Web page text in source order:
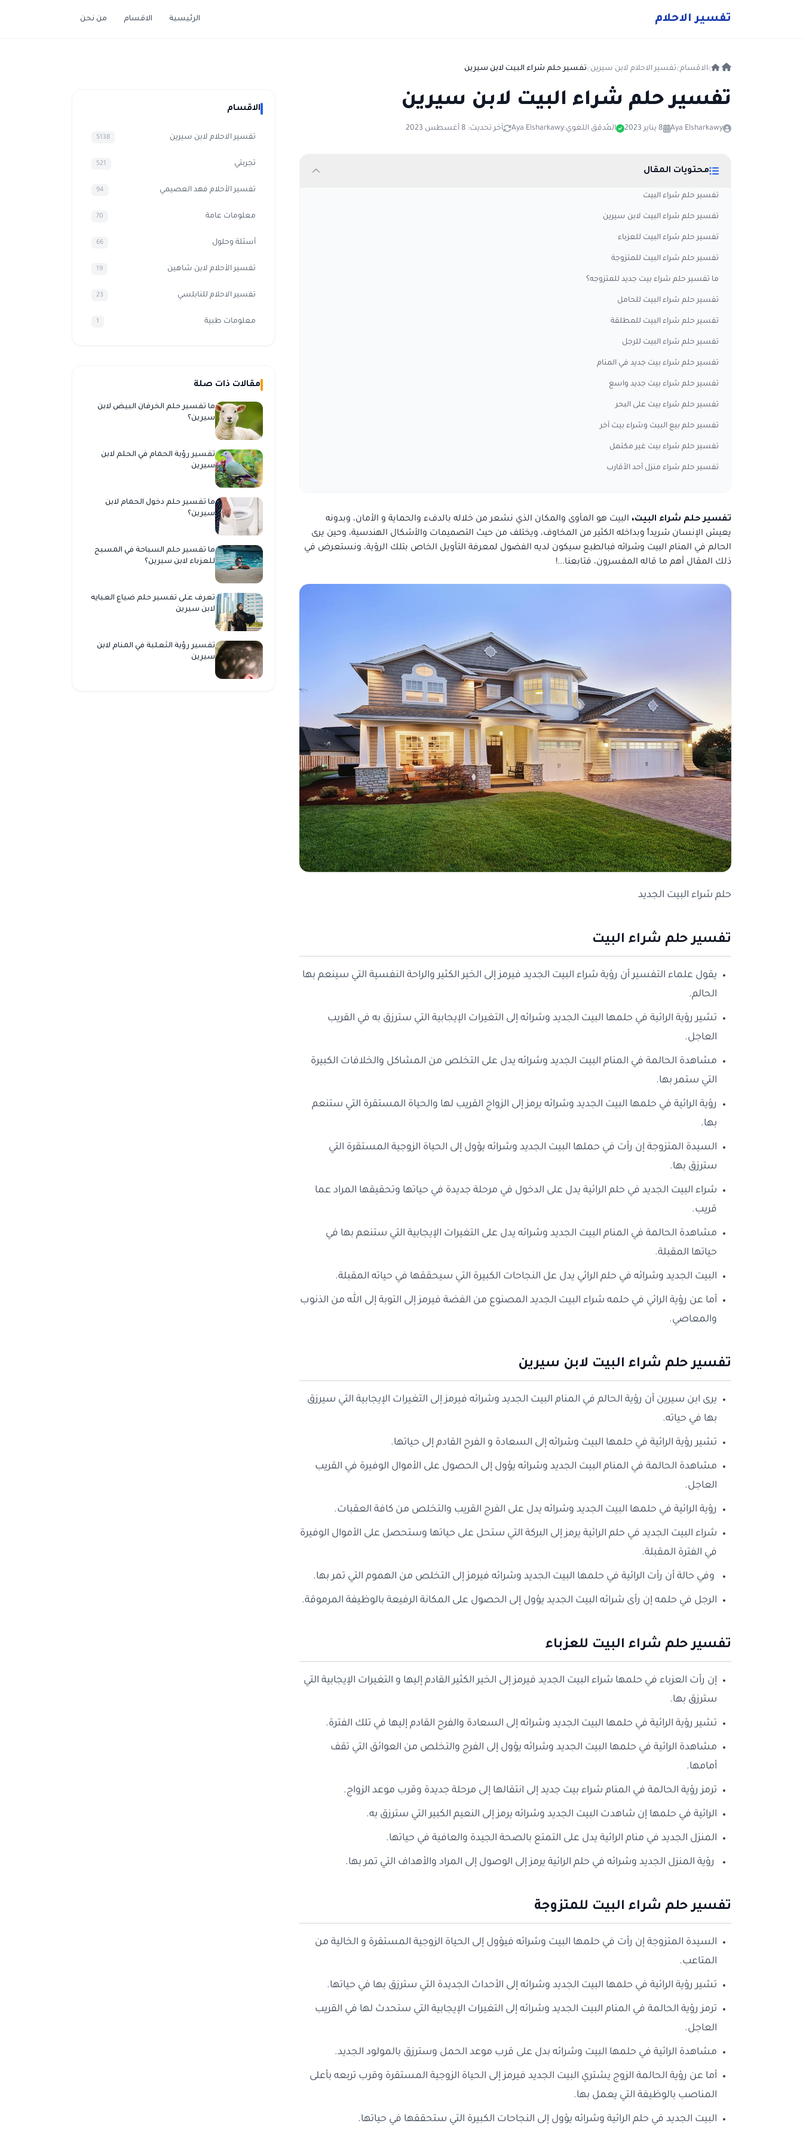
تفسير الاحلام الرئيسية الاقسام من نحن
الاقسام تفسير الاحلام لابن سيرين تفسير حلم شراء البيت لابن سيرين
تفسير حلم شراء البيت لابن سيرين
Aya Elsharkawy 8 يناير 2023 المُدقق اللغوي:Aya Elsharkawy آخر تحديث: 8 أغسطس 2023
محتويات المقال
تفسير حلم شراء البيت
تفسير حلم شراء البيت لابن سيرين
تفسير حلم شراء البيت للعزباء
تفسير حلم شراء البيت للمتزوجة
ما تفسير حلم شراء بيت جديد للمتزوجه؟
تفسير حلم شراء البيت للحامل
تفسير حلم شراء البيت للمطلقة
تفسير حلم شراء البيت للرجل
تفسير حلم شراء بيت جديد في المنام
تفسير حلم شراء بيت جديد واسع
تفسير حلم شراء بيت على البحر
تفسير حلم بيع البيت وشراء بيت آخر
تفسير حلم شراء بيت غير مكتمل
تفسير حلم شراء منزل أحد الأقارب
تفسير حلم شراء البيت، البيت هو المأوى والمكان الذي نشعر من خلاله بالدفء والحماية و الأمان، وبدونه
يعيش الإنسان شريداً وبداخله الكثير من المخاوف، ويختلف من حيث التصميمات والأشكال الهندسية، وحين يرى
الحالم في المنام البيت وشرائه فبالطبع سيكون لديه الفضول لمعرفة التأويل الخاص بتلك الرؤية، ونستعرض في
ذلك المقال أهم ما قاله المفسرون، فتابعنا...!
حلم شراء البيت الجديد
تفسير حلم شراء البيت
يقول علماء التفسير أن رؤية شراء البيت الجديد فيرمز إلى الخير الكثير والراحة النفسية التي سينعم بها
الحالم.
تشير رؤية الرائية في حلمها البيت الجديد وشرائه إلى التغيرات الإيجابية التي سترزق به في القريب
العاجل.
مشاهدة الحالمة في المنام البيت الجديد وشرائه يدل على التخلص من المشاكل والخلافات الكبيرة
التي ستمر بها.
رؤية الرائية في حلمها البيت الجديد وشرائه يرمز إلى الزواج القريب لها والحياة المستقرة التي ستنعم
بها.
السيدة المتزوجة إن رأت في حملها البيت الجديد وشرائه يؤول إلى الحياة الزوجية المستقرة التي
سترزق بها.
شراء البيت الجديد في حلم الرائية يدل على الدخول في مرحلة جديدة في حياتها وتحقيقها المراد عما
قريب.
مشاهدة الحالمة في المنام البيت الجديد وشرائه يدل على التغيرات الإيجابية التي ستنعم بها في
حياتها المقبلة.
البيت الجديد وشرائه في حلم الرائي يدل عل النجاحات الكبيرة التي سيحققها في حياته المقبلة.
أما عن رؤية الرائي في حلمه شراء البيت الجديد المصنوع من الفضة فيرمز إلى التوبة إلى الله من الذنوب
والمعاصي.
تفسير حلم شراء البيت لابن سيرين
يرى ابن سيرين أن رؤية الحالم في المنام البيت الجديد وشرائه فيرمز إلى التغيرات الإيجابية التي سيرزق
بها في حياته.
تشير رؤية الرائية في حلمها البيت وشرائه إلى السعادة و الفرح القادم إلى حياتها.
مشاهدة الحالمة في المنام البيت الجديد وشرائه يؤول إلى الحصول على الأموال الوفيرة في القريب
العاجل.
رؤية الرائية في حلمها البيت الجديد وشرائه يدل على الفرج القريب والتخلص من كافة العقبات.
شراء البيت الجديد في حلم الرائية يرمز إلى البركة التي ستحل على حياتها وستحصل على الأموال الوفيرة
في الفترة المقبلة.
وفي حالة أن رأت الرائية في حلمها البيت الجديد وشرائه فيرمز إلى التخلص من الهموم التي تمر بها.
الرجل في حلمه إن رأى شرائه البيت الجديد يؤول إلى الحصول على المكانة الرفيعة بالوظيفة المرموقة.
تفسير حلم شراء البيت للعزباء
إن رأت العزباء في حلمها شراء البيت الجديد فيرمز إلى الخير الكثير القادم إليها و التغيرات الإيجابية التي
سترزق بها.
تشير رؤية الرائية في حلمها البيت الجديد وشرائه إلى السعادة والفرح القادم إليها في تلك الفترة.
مشاهدة الرائية في حلمها البيت الجديد وشرائه يؤول إلى الفرج والتخلص من العوائق التي تقف
أمامها.
ترمز رؤية الحالمة في المنام شراء بيت جديد إلى انتقالها إلى مرحلة جديدة وقرب موعد الزواج.
الرائية في حلمها إن شاهدت البيت الجديد وشرائه يرمز إلى النعيم الكبير التي سترزق به.
المنزل الجديد في منام الرائية يدل على التمتع بالصحة الجيدة والعافية في حياتها.
رؤية المنزل الجديد وشرائه في حلم الرائية يرمز إلى الوصول إلى المراد والأهداف التي تمر بها.
تفسير حلم شراء البيت للمتزوجة
السيدة المتزوجة إن رأت في حلمها البيت وشرائه فيؤول إلى الحياة الزوجية المستقرة و الخالية من
المتاعب.
تشير رؤية الرائية في حلمها البيت الجديد وشرائه إلى الأحداث الجديدة التي سترزق بها في حياتها.
ترمز رؤية الحالمة في المنام البيت الجديد وشرائه إلى التغيرات الإيجابية التي ستحدث لها في القريب
العاجل.
مشاهدة الرائية في حلمها البيت وشرائه بدل على قرب موعد الحمل وسترزق بالمولود الجديد.
أما عن رؤية الحالمة الزوج يشتري البيت الجديد فيرمز إلى الحياة الزوجية المستقرة وقرب تربعه بأعلى
المناصب بالوظيفة التي يعمل بها.
البيت الجديد في حلم الرائية وشرائه يؤول إلى النجاحات الكبيرة التي ستحققها في حياتها.
الاقسام
تفسير الاحلام لابن سيرين 5138
تجربتي 521
تفسير الأحلام فهد العصيمي 94
معلومات عامة 70
أسئلة وحلول 66
تفسير الأحلام لابن شاهين 19
تفسير الاحلام للنابلسي 23
معلومات طبية 1
مقالات ذات صلة
ما تفسير حلم الخرفان البيض لابن
سيرين؟
تفسير رؤية الحمام في الحلم لابن
سيرين
ما تفسير حلم دخول الحمام لابن
سيرين؟
ما تفسير حلم السباحة في المسبح
للعزباء لابن سيرين؟
تعرف على تفسير حلم ضياع العبايه
لابن سيرين
تفسير رؤية الثعلبة في المنام لابن
سيرين